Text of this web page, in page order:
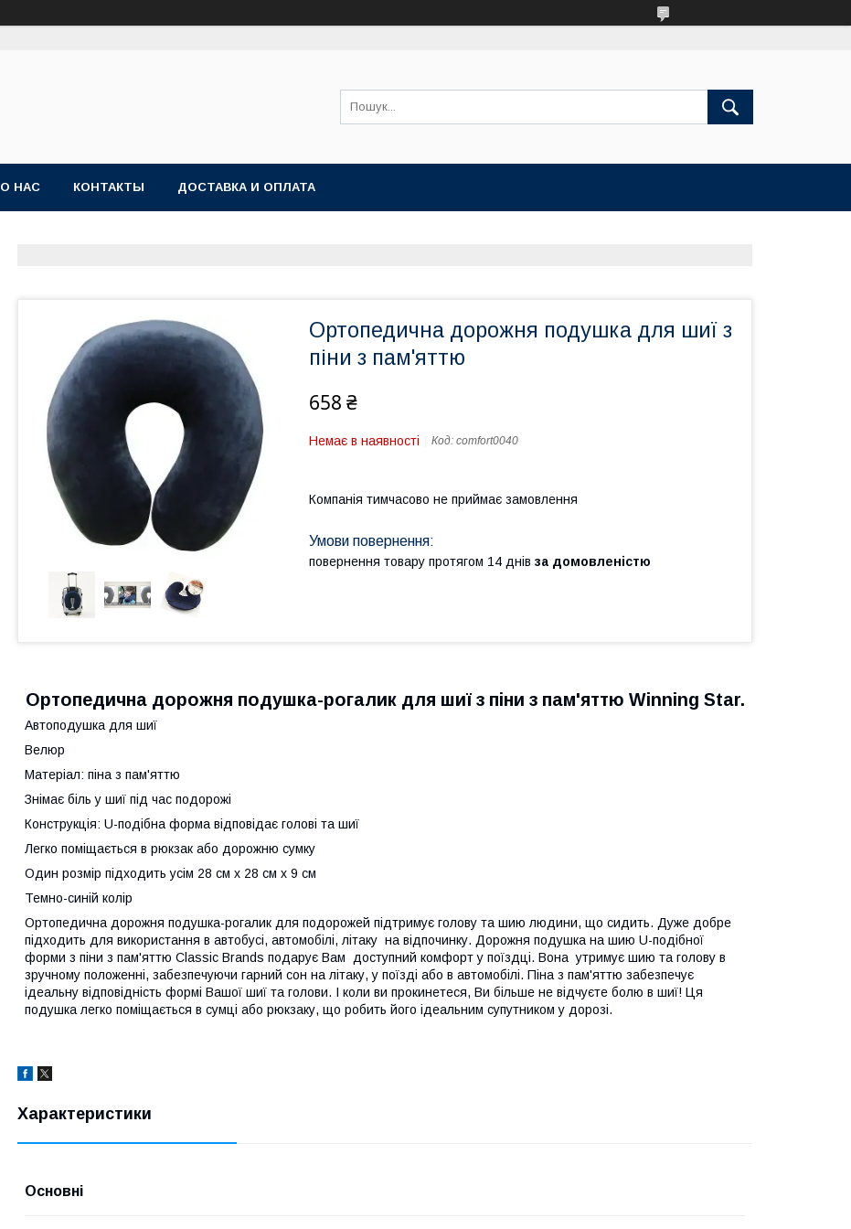
О НАС КОНТАКТЫ ДОСТАВКА И ОПЛАТА
Ортопедична дорожня подушка для шиї з
піни з пам'яттю
658 ₴
Немає в наявності Код: comfort0040
Компанія тимчасово не приймає замовлення
повернення товару протягом 14 днів за домовленістю
Ортопедична дорожня подушка-рогалик для шиї з піни з пам'яттю Winning Star.
Автоподушка для шиї
Велюр
Матеріал: піна з пам'яттю
Знімає біль у шиї під час подорожі
Конструкція: U-подібна форма відповідає голові та шиї
Легко поміщається в рюкзак або дорожню сумку
Один розмір підходить усім 28 см x 28 см x 9 см
Темно-синій колір
Ортопедична дорожня подушка-рогалик для подорожей підтримує голову та шию людини, що сидить. Дуже добре
підходить для використання в автобусі, автомобілі, літаку на відпочинку. Дорожня подушка на шию U-подібної
форми з піни з пам'яттю Classic Brands подарує Вам доступний комфорт у поїздці. Вона утримує шию та голову в
зручному положенні, забезпечуючи гарний сон на літаку, у поїзді або в автомобілі. Піна з пам'яттю забезпечує
ідеальну відповідність формі Вашої шиї та голови. І коли ви прокинетеся, Ви більше не відчуєте болю в шиї! Ця
подушка легко поміщається в сумці або рюкзаку, що робить його ідеальним супутником у дорозі.
Характеристики
Основні